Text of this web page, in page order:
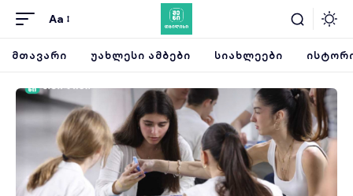
Aa
ᲛᲗᲐᲕᲐᲠᲘ ᲣᲐᲮᲚᲔᲡᲘ ᲐᲛᲑᲔᲑᲘ ᲡᲘᲐᲮᲚᲔᲔᲑᲘ